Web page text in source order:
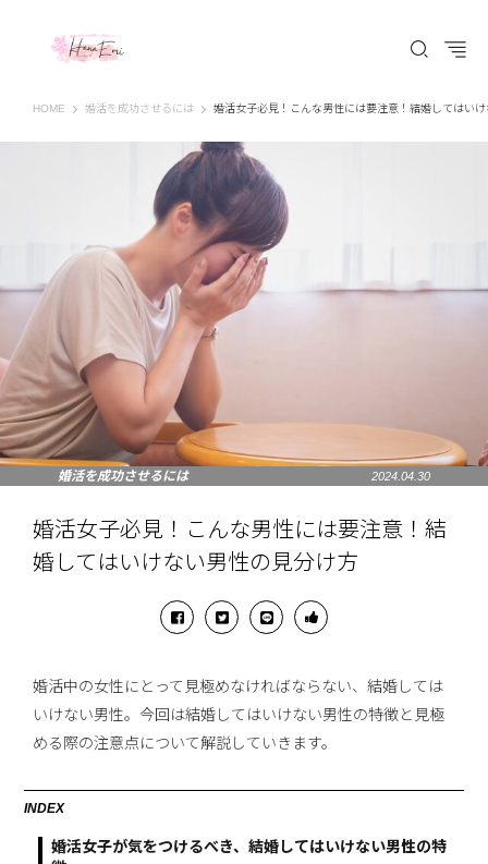
HOME はなえみ│HANAEMI│素敵な出会いを応援するWEBマガジン 広島、福山での婚活恋
婚活を成功させるには 婚活女子必見！こんな男性には要注意！結婚してはい
婚活を成功させるには 2024.04.30
婚活女子必見！こんな男性には要注意！結
婚してはいけない男性の見分け方
婚活中の女性にとって見極めなければならない、結婚しては
いけない男性。今回は結婚してはいけない男性の特徴と見極
める際の注意点について解説していきます。
INDEX
婚活女子が気をつけるべき、結婚してはいけない男性の特